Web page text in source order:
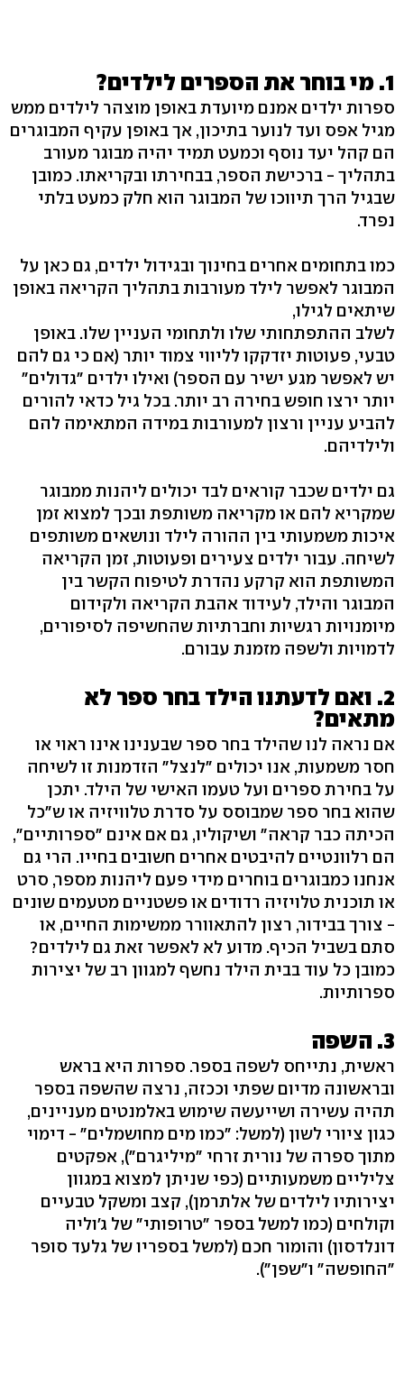
1. מי בוחר את הספרים לילדים?
ספרות ילדים אמנם מיועדת באופן מוצהר לילדים ממש
מגיל אפס ועד לנוער בתיכון, אך באופן עקיף המבוגרים
הם קהל יעד נוסף וכמעט תמיד יהיה מבוגר מעורב
בתהליך - ברכישת הספר, בבחירתו ובקריאתו. כמובן
שבגיל הרך תיווכו של המבוגר הוא חלק כמעט בלתי
נפרד.
כמו בתחומים אחרים בחינוך ובגידול ילדים, גם כאן על
המבוגר לאפשר לילד מעורבות בתהליך הקריאה באופן
שיתאים לגילו,
לשלב ההתפתחותי שלו ולתחומי העניין שלו. באופן
טבעי, פעוטות יזדקקו לליווי צמוד יותר (אם כי גם להם
יש לאפשר מגע ישיר עם הספר) ואילו ילדים "גדולים"
יותר ירצו חופש בחירה רב יותר. בכל גיל כדאי להורים
להביע עניין ורצון למעורבות במידה המתאימה להם
ולילדיהם.
גם ילדים שכבר קוראים לבד יכולים ליהנות ממבוגר
שמקריא להם או מקריאה משותפת ובכך למצוא זמן
איכות משמעותי בין ההורה לילד ונושאים משותפים
לשיחה. עבור ילדים צעירים ופעוטות, זמן הקריאה
המשותפת הוא קרקע נהדרת לטיפוח הקשר בין
המבוגר והילד, לעידוד אהבת הקריאה ולקידום
מיומנויות רגשיות וחברתיות שהחשיפה לסיפורים,
לדמויות ולשפה מזמנת עבורם.
2. ואם לדעתנו הילד בחר ספר לא
מתאים?
אם נראה לנו שהילד בחר ספר שבענינו אינו ראוי או
חסר משמעות, אנו יכולים "לנצל" הזדמנות זו לשיחה
על בחירת ספרים ועל טעמו האישי של הילד. יתכן
שהוא בחר ספר שמבוסס על סדרת טלוויזיה או ש"כל
הכיתה כבר קראה" ושיקוליו, גם אם אינם "ספרותיים",
הם רלוונטיים להיבטים אחרים חשובים בחייו. הרי גם
אנחנו כמבוגרים בוחרים מידי פעם ליהנות מספר, סרט
או תוכנית טלויזיה רדודים או פשטניים מטעמים שונים
- צורך בבידור, רצון להתאוורר ממשימות החיים, או
סתם בשביל הכיף. מדוע לא לאפשר זאת גם לילדים?
כמובן כל עוד בבית הילד נחשף למגוון רב של יצירות
ספרותיות.
3. השפה
ראשית, נתייחס לשפה בספר. ספרות היא בראש
ובראשונה מדיום שפתי וככזה, נרצה שהשפה בספר
תהיה עשירה ושייעשה שימוש באלמנטים מעניינים,
כגון ציורי לשון (למשל: "כמו מים מחושמלים" - דימוי
מתוך ספרה של נורית זרחי "מיליגרם"), אפקטים
צליליים משמעותיים (כפי שניתן למצוא במגוון
יצירותיו לילדים של אלתרמן), קצב ומשקל טבעיים
וקולחים (כמו למשל בספר "טרופותי" של ג'וליה
דונלדסון) והומור חכם (למשל בספריו של גלעד סופר
"החופשה" ו"שפן").